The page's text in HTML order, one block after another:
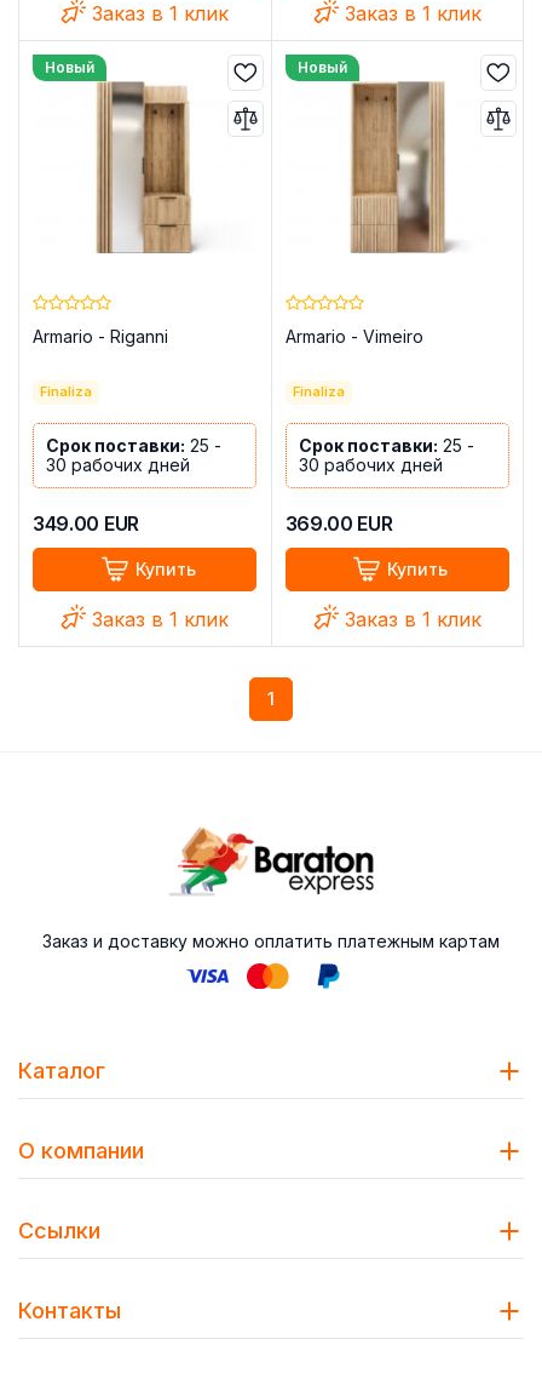
Заказ в 1 клик Заказ в 1 клик
Новый
Armario - Riganni
Finaliza
Срок поставки: 25 -
30 рабочих дней
349.00 EUR
Купить
Заказ в 1 клик
Новый
Armario - Vimeiro
Finaliza
Срок поставки: 25 -
30 рабочих дней
369.00 EUR
Купить
Заказ в 1 клик
1
Заказ и доставку можно оплатить платежным картам
Каталог
О компании
Ссылки
Контакты